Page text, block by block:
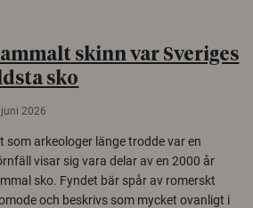
skinn var Sveriges
sko
2026
som arkeologer länge trodde var en
visar sig vara delar av en 2000 år
sko. Fyndet bär spår av romerskt
och beskrivs som mycket ovanligt i